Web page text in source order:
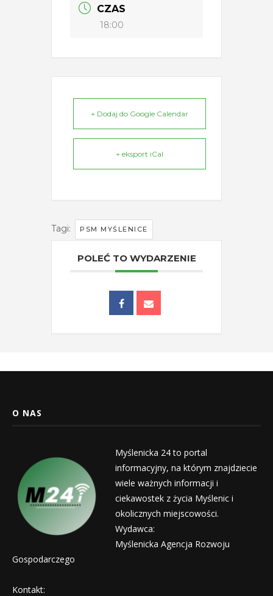
CZAS
18:00
+ Dodaj do Google Calendar
+ eksport iCal
Tagi: PSM MYŚLENICE
POLEĆ TO WYDARZENIE
O NAS
Myślenicka 24 to portal
informacyjny, na którym znajdziecie
wiele ważnych informacji i
ciekawostek z życia Myślenic i
okolicznych miejscowości.
Wydawca:
Myślenicka Agencja Rozwoju
Gospodarczego
Kontakt: